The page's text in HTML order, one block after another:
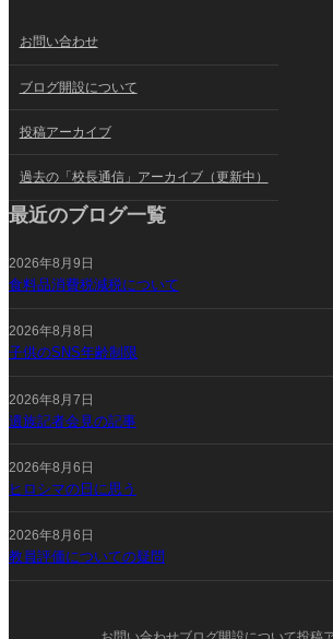
お問い合わせ
ブログ開設について
投稿アーカイブ
過去の「校長通信」アーカイブ（更新中）
最近のブログ一覧
2026年8月9日
食料品消費税減税について
2026年8月8日
子供のSNS年齢制限
2026年8月7日
遺族記者会見の記事
2026年8月6日
ヒロシマの日に思う
2026年8月6日
教員評価についての疑問